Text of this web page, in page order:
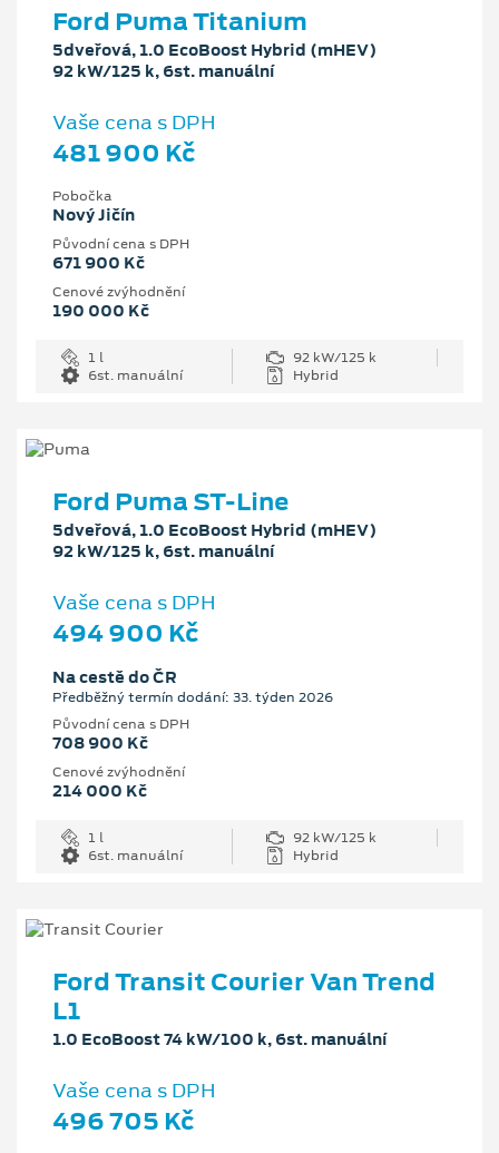
Ford Puma Titanium
5dveřová, 1.0 EcoBoost Hybrid (mHEV)
92 kW/125 k, 6st. manuální
Vaše cena s DPH
481 900 Kč
Pobočka
Nový Jičín
Původní cena s DPH
671 900 Kč
Cenové zvýhodnění
190 000 Kč
1 l
92 kW/125 k
6st. manuální
Hybrid
Ford Puma ST-Line
5dveřová, 1.0 EcoBoost Hybrid (mHEV)
92 kW/125 k, 6st. manuální
Vaše cena s DPH
494 900 Kč
Na cestě do ČR
Předběžný termín dodání: 33. týden 2026
Původní cena s DPH
708 900 Kč
Cenové zvýhodnění
214 000 Kč
1 l
92 kW/125 k
6st. manuální
Hybrid
Ford Transit Courier Van Trend
L1
1.0 EcoBoost 74 kW/100 k, 6st. manuální
Vaše cena s DPH
496 705 Kč